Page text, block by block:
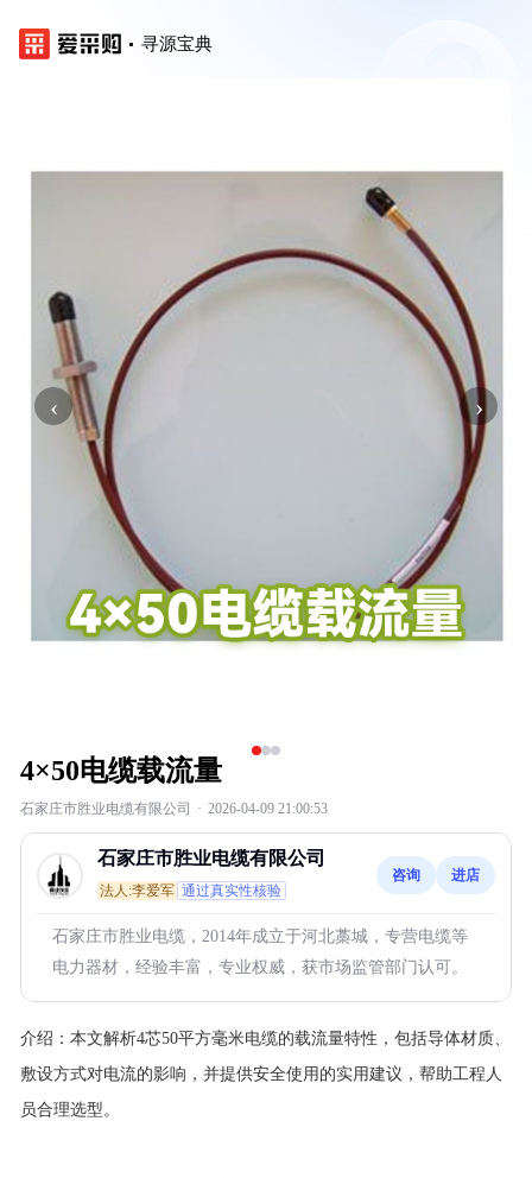
寻源宝典
‹ ›
4×50电缆载流量
石家庄市胜业电缆有限公司 · 2026-04-09 21:00:53
石家庄市胜业电缆有限公司
法人:李爱军 通过真实性核验
咨询 进店
石家庄市胜业电缆，2014年成立于河北藁城，专营电缆等
电力器材，经验丰富，专业权威，获市场监管部门认可。
介绍： 本文解析4芯50平方毫米电缆的载流量特性，包括导体材质、
敷设方式对电流的影响，并提供安全使用的实用建议，帮助工程人
员合理选型。